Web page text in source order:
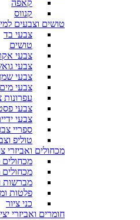
קאפה
קנווס
טושים וצבעים
צבעי בד
טושים
צבעי
צבעי
צבעי
צבעי מים
עפרונות
צבעי
צבעי
ספריי
טוליפ
מכחולים ואביזרי
מכחולים
מברשות
פלטות
כני ציור
חומרים ואביזרי